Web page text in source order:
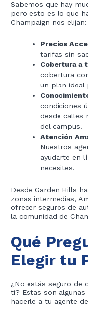
Sabemos que hay
pero esto es lo que
Champaign nos elijan:
Precios
tarifas sin
Cobertura a
cobertura
un plan ideal
condiciones
desde calles
del campus.
Atención
Nuestros
ayudarte en
necesites.
Desde Garden Hills
zonas intermedias,
ofrecer seguros de
la comunidad de
Qué
Elegir tu
¿No estás seguro de
ti? Estas son algunas
hacerle a tu agente